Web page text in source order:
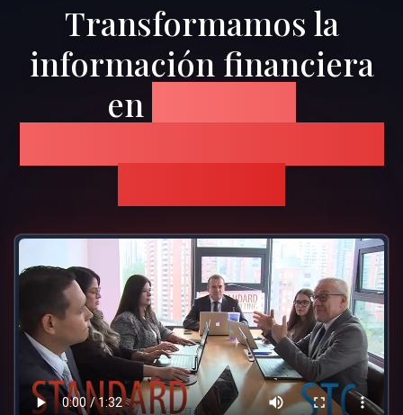
Transformamos la
información financiera
en